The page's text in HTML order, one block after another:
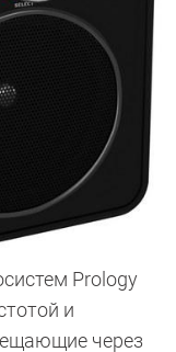
Prology
и
через